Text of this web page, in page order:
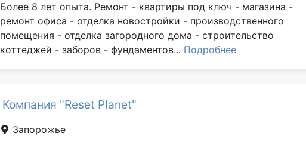
Более 8 лет опыта. Ремонт - квартиры под ключ - магазина -
ремонт офиса - отделка новостройки - производственного
помещения - отделка загородного дома - строительство
коттеджей - заборов - фундаментов... Подробнее
Компания "Reset Planet"
Запорожье